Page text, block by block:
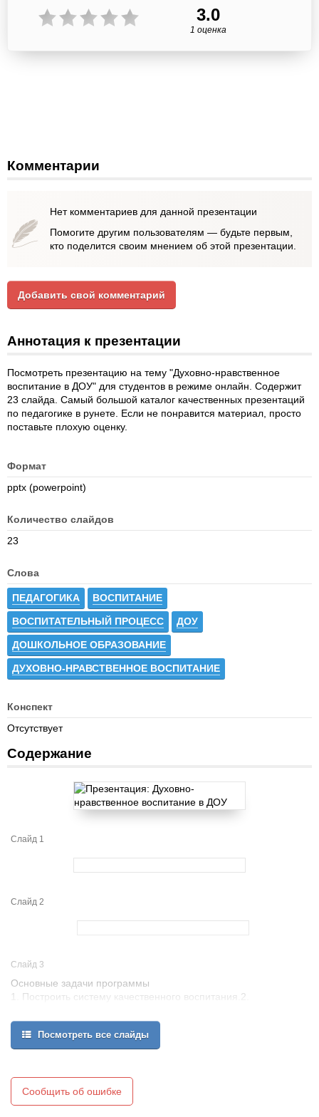
3.0
1 оценка
Комментарии
Нет комментариев для данной презентации
Помогите другим пользователям — будьте первым,
кто поделится своим мнением об этой презентации.
Добавить свой комментарий
Аннотация к презентации
Посмотреть презентацию на тему "Духовно-нравственное
воспитание в ДОУ" для студентов в режиме онлайн. Содержит
23 слайда. Самый большой каталог качественных презентаций
по педагогике в рунете. Если не понравится материал, просто
поставьте плохую оценку.
Формат
pptx (powerpoint)
Количество слайдов
23
Слова
ПЕДАГОГИКА ВОСПИТАНИЕ
ВОСПИТАТЕЛЬНЫЙ ПРОЦЕСС ДОУ
ДОШКОЛЬНОЕ ОБРАЗОВАНИЕ
ДУХОВНО-НРАВСТВЕННОЕ ВОСПИТАНИЕ
Конспект
Отсутствует
Содержание
Слайд 1
Слайд 2
Слайд 3
Основные задачи программы
1. Построить систему качественного воспитания.2.
активной жизненной позицией и с творческим потенциалом,
способной к самосовершенствованию, к гармоничному
взаимодействию с другими людьми.3. Организация предметно
раскрытия духовно – нравственного и патриотического развития
каждого ребенка.4. Ориентировать семью на духовно –
нравственное воспитание детей (ознакомление родителей с
Посмотреть все слайды
Сообщить об ошибке